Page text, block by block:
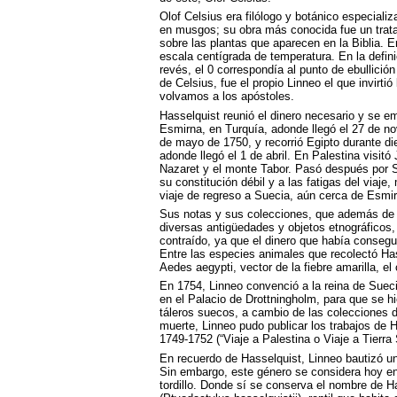
Olof Celsius era filólogo y botánico
en musgos; su obra más conocida fue un
sobre las plantas que aparecen en la Biblia.
escala centígrada de temperatura. En la
revés, el 0 correspondía al punto de
de Celsius, fue el propio Linneo el que
volvamos a los apóstoles.
Hasselquist reunió el dinero necesario y se
Esmirna, en Turquía, adonde llegó el 27 de
de mayo de 1750, y recorrió Egipto durante
adonde llegó el 1 de abril. En Palestina
Nazaret y el monte Tabor. Pasó después
su constitución débil y a las fatigas del viaje,
viaje de regreso a Suecia, aún cerca de
Sus notas y sus colecciones, que además
diversas antigüedades y objetos
contraído, ya que el dinero que había
Entre las especies animales que recolectó
Aedes aegypti, vector de la fiebre amarilla,
En 1754, Linneo convenció a la reina de
en el Palacio de Drottningholm, para que se
táleros suecos, a cambio de las colecciones
muerte, Linneo pudo publicar los trabajos de
1749-1752 (“Viaje a Palestina o Viaje a Tierra
En recuerdo de Hasselquist, Linneo bautizó
Sin embargo, este género se considera hoy
tordillo. Donde sí se conserva el nombre de